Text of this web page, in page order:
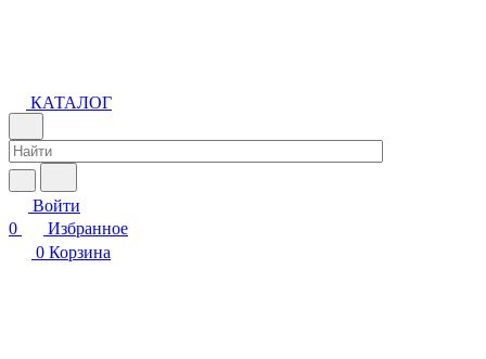
КАТАЛОГ
Войти
0
Избранное
0 Корзина